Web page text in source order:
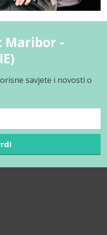
Maribor -
savjete i novosti o